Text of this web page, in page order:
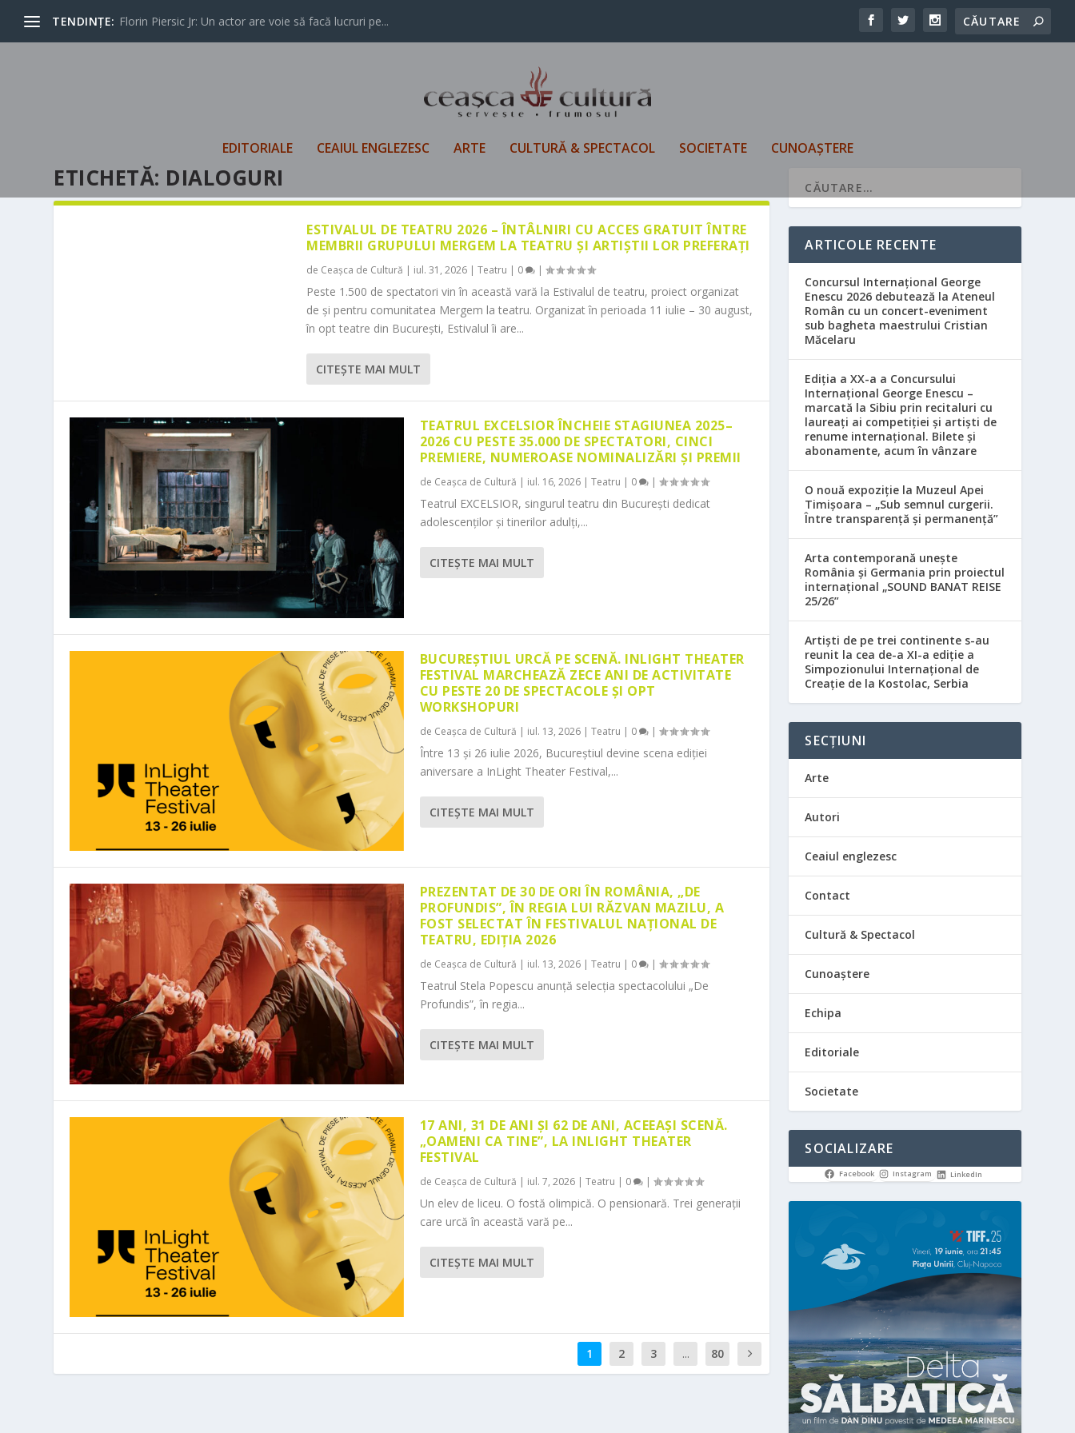
TENDINȚE: Florin Piersic Jr: Un actor are voie să facă lucruri pe...
EDITORIALE CEAIUL ENGLEZESC ARTE CULTURĂ & SPECTACOL SOCIETATE CUNOAȘTERE
ETICHETĂ: DIALOGURI
ESTIVALUL DE TEATRU 2026 – ÎNTÂLNIRI CU ACCES GRATUIT ÎNTRE
MEMBRII GRUPULUI MERGEM LA TEATRU ȘI ARTIȘTII LOR PREFERAȚI
de Ceașca de Cultură | iul. 31, 2026 |Teatru | 0 |
Peste 1.500 de spectatori vin în această vară la Estivalul de teatru, proiect organizat
de și pentru comunitatea Mergem la teatru. Organizat în perioada 11 iulie – 30 august,
în opt teatre din București, Estivalul îi are...
CITEŞTE MAI MULT
TEATRUL EXCELSIOR ÎNCHEIE STAGIUNEA 2025–
2026 CU PESTE 35.000 DE SPECTATORI, CINCI
PREMIERE, NUMEROASE NOMINALIZĂRI ȘI PREMII
de Ceașca de Cultură | iul. 16, 2026| Teatru | 0 |
Teatrul EXCELSIOR, singurul teatru din București dedicat
adolescenților și tinerilor adulți,...
CITEŞTE MAI MULT
BUCUREȘTIUL URCĂ PE SCENĂ. INLIGHT THEATER
FESTIVAL MARCHEAZĂ ZECE ANI DE ACTIVITATE
CU PESTE 20 DE SPECTACOLE ȘI OPT
WORKSHOPURI
de Ceașca de Cultură | iul. 13, 2026| Teatru | 0 |
Între 13 și 26 iulie 2026, Bucureștiul devine scena ediției
aniversare a InLight Theater Festival,...
CITEŞTE MAI MULT
PREZENTAT DE 30 DE ORI ÎN ROMÂNIA, „DE
PROFUNDIS”, ÎN REGIA LUI RĂZVAN MAZILU, A
FOST SELECTAT ÎN FESTIVALUL NAȚIONAL DE
TEATRU, EDIȚIA 2026
de Ceașca de Cultură | iul. 13, 2026| Teatru | 0 |
Teatrul Stela Popescu anunță selecția spectacolului „De
Profundis”, în regia...
CITEŞTE MAI MULT
17 ANI, 31 DE ANI ȘI 62 DE ANI, ACEEAȘI SCENĂ.
„OAMENI CA TINE”, LA INLIGHT THEATER
FESTIVAL
de Ceașca de Cultură | iul. 7, 2026| Teatru | 0 |
Un elev de liceu. O fostă olimpică. O pensionară. Trei generații
care urcă în această vară pe...
CITEŞTE MAI MULT
1 2 3 ... 80
ARTICOLE RECENTE
Concursul Internațional George
Enescu 2026 debutează la Ateneul
Român cu un concert-eveniment
sub bagheta maestrului Cristian
Măcelaru
Ediția a XX-a a Concursului
Internațional George Enescu –
marcată la Sibiu prin recitaluri cu
laureați ai competiției și artiști de
renume internațional. Bilete și
abonamente, acum în vânzare
O nouă expoziție la Muzeul Apei
Timișoara – „Sub semnul curgerii.
Între transparență și permanență”
Arta contemporană unește
România și Germania prin proiectul
internațional „SOUND BANAT REISE
25/26”
Artiști de pe trei continente s-au
reunit la cea de-a XI-a ediție a
Simpozionului Internațional de
Creație de la Kostolac, Serbia
SECȚIUNI
Arte
Autori
Ceaiul englezesc
Contact
Cultură & Spectacol
Cunoaștere
Echipa
Editoriale
Societate
SOCIALIZARE
Facebook Instagram LinkedIn